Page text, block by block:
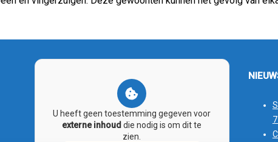
U heeft geen toestemming gegeven voor
externe inhoud die nodig is om dit te
zien.